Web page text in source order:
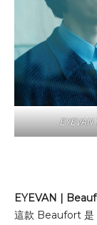
EYEVAN
EYEVAN |
這款 Beaufort 是